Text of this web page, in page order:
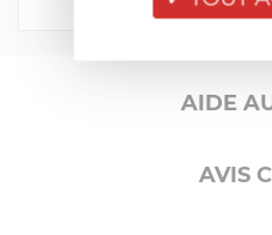
Acheter
AIDE
AVIS